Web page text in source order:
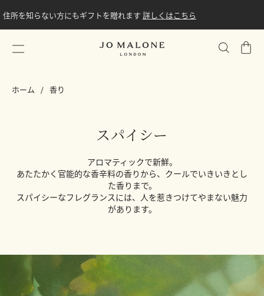
住所を知らない方にもギフトを贈れます 詳しくはこちら
シ
ホーム 香り
スパイシー
アロマティックで新鮮。
あたたかく官能的な香辛料の香りから、クールでいきいきとし
た香りまで。
スパイシーなフレグランスには、人を惹きつけてやまない魅力
があります。